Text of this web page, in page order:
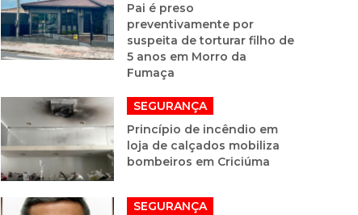
Pai é preso
preventivamente por
suspeita de torturar filho de
5 anos em Morro da
Fumaça
SEGURANÇA
Princípio de incêndio em
loja de calçados mobiliza
bombeiros em Criciúma
SEGURANÇA